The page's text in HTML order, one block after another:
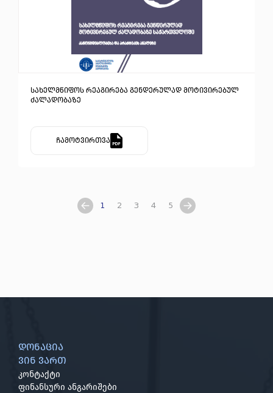
სახელმწიფოს რეაგირება გენდერულად მოტივირებულ
ძალადობაზე
ჩამოტვირთვა
1 2 3 4 5
დონაცია
ვინ ვართ
კონტაქტი
ფინანსური ანგარიშები